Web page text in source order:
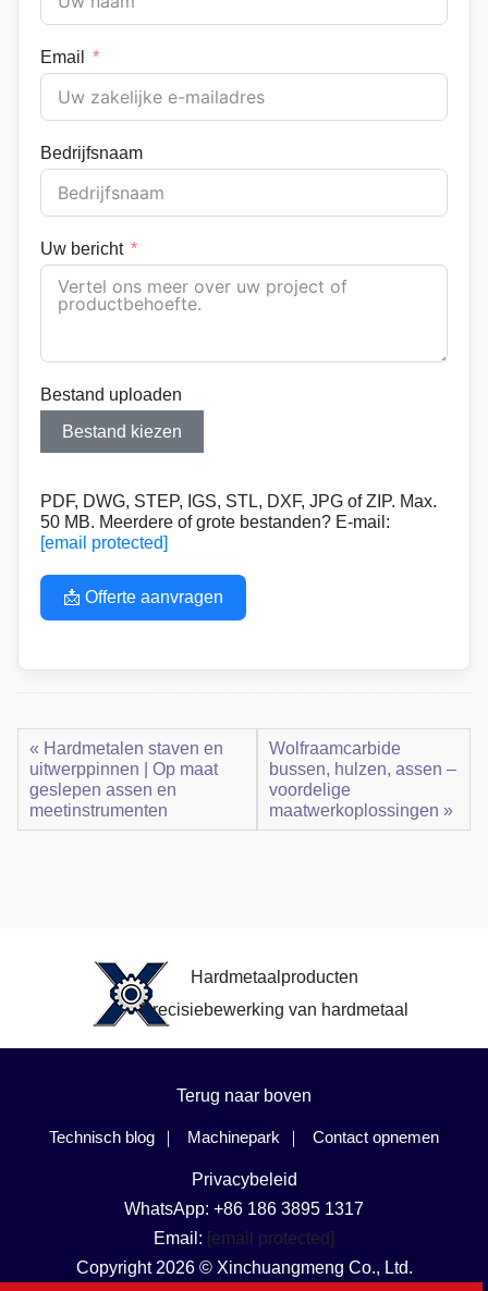
Email
Bedrijfsnaam
Uw bericht
Bestand uploaden
Bestand kiezen
PDF, DWG, STEP, IGS, STL, DXF, JPG of ZIP. Max.
50 MB. Meerdere of grote bestanden? E-mail:
[email protected]
📩 Offerte aanvragen
« Hardmetalen staven en
uitwerppinnen | Op maat
geslepen assen en
meetinstrumenten
Wolfraamcarbide
bussen, hulzen, assen –
voordelige
maatwerkoplossingen »
Hardmetaalproducten
Precisiebewerking van hardmetaal
Terug naar boven
Technisch blog Machinepark Contact opnemen
Privacybeleid
WhatsApp: +86 186 3895 1317
Email: [email protected]
Copyright 2026 © Xinchuangmeng Co., Ltd.